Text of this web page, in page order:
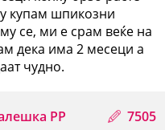
купам шпикозни
се, ми е срам веќе на
дека има 2 месеци а
чудно.
РР 7505